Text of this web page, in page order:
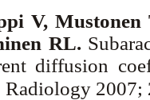
V,
RL.
diffusion
Radiology